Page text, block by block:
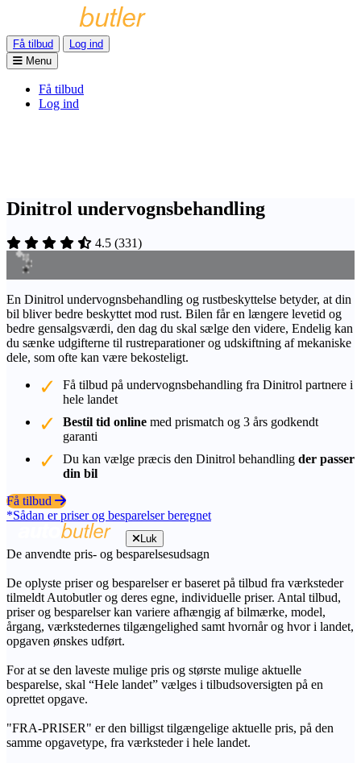
Få tilbud
Log ind
Menu
Få tilbud
Log ind
Dinitrol undervognsbehandling
4.5 (331)
En Dinitrol undervognsbehandling og rustbeskyttelse betyder, at din
bil bliver bedre beskyttet mod rust. Bilen får en længere levetid og
bedre gensalgsværdi, den dag du skal sælge den videre, Endelig kan
du sænke udgifterne til rustreparationer og udskiftning af mekaniske
dele, som ofte kan være bekosteligt.
Få tilbud på undervognsbehandling fra Dinitrol partnere i
hele landet
Bestil tid online med prismatch og 3 års godkendt
garanti
Du kan vælge præcis den Dinitrol behandling der passer
din bil
Få tilbud
*Sådan er priser og besparelser beregnet
Luk
De anvendte pris- og besparelsesudsagn
De oplyste priser og besparelser er baseret på tilbud fra værksteder
tilmeldt Autobutler og deres egne, individuelle priser. Antal tilbud,
priser og besparelser kan variere afhængig af bilmærke, model,
årgang, værkstedernes tilgængelighed samt hvornår og hvor i landet,
opgaven ønskes udført.
For at se den laveste mulige pris og største mulige aktuelle
besparelse, skal “Hele landet” vælges i tilbudsoversigten på en
oprettet opgave.
"FRA-PRISER" er den billigst tilgængelige aktuelle pris, på den
samme opgavetype, fra værksteder i hele landet.